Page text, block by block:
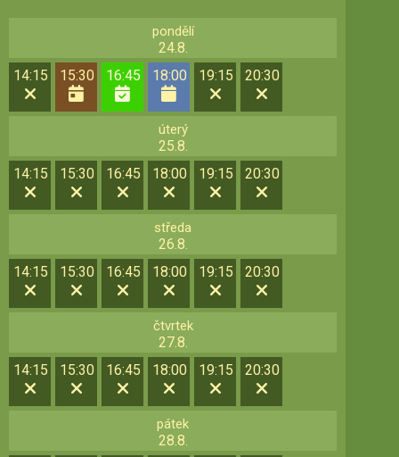
pondělí
24.8.
14:15
15:30 16:45 18:00 19:15 20:30
úterý
25.8.
14:15
15:30 16:45 18:00 19:15 20:30
středa
26.8.
14:15
15:30 16:45 18:00 19:15 20:30
čtvrtek
27.8.
14:15
15:30 16:45 18:00 19:15 20:30
pátek
28.8.